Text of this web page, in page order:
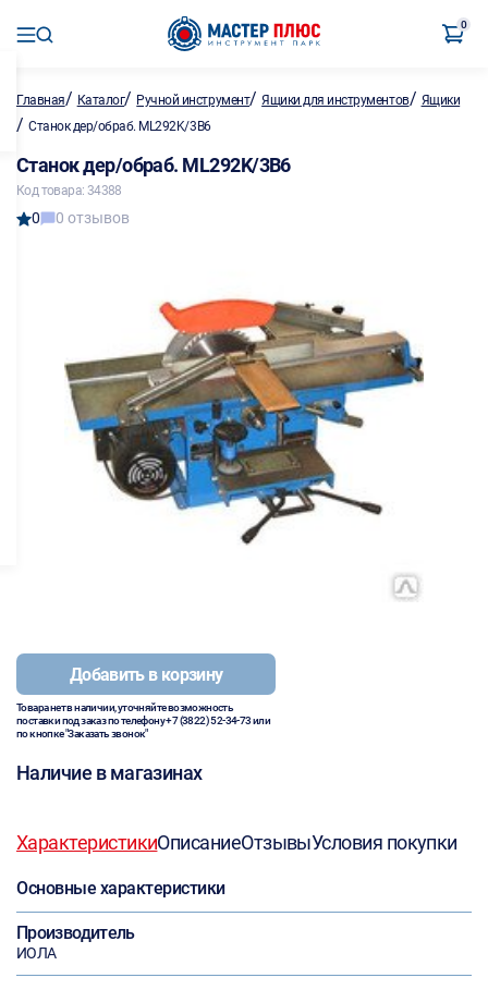
0
Главная/ Каталог/ Ручной инструмент/Ящики для инструментов/ Ящики
/ Станок дер/обраб. ML292K/3B6
Станок дер/обраб. ML292K/3B6
Код товара: 34388
0 0 отзывов
Добавить в корзину
Товара нет в наличии, уточняйте возможность
поставки под заказ по телефону+7 (3822) 52-34-73или
по кнопке "Заказать звонок"
Наличие в магазинах
ХарактеристикиОписаниеОтзывыУсловия покупки
Основные характеристики
Производитель
ИОЛА